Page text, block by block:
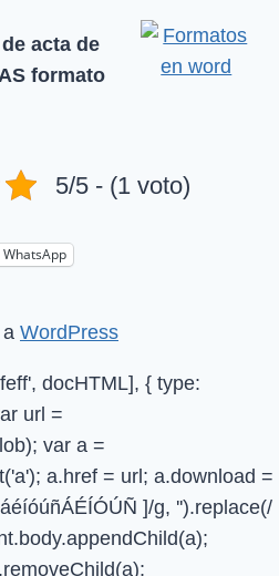
acta de
formato
5/5 - (1 voto)
WhatsApp
WordPress
docHTML], { type:
url =
var a =
a.href = url; a.download =
]/g, '').replace(/